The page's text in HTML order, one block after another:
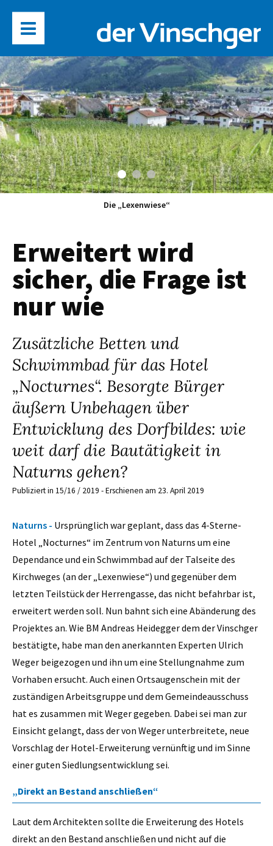
Die „Lexenwiese“
Erweitert wird
sicher, die Frage ist
nur wie
Zusätzliche Betten und
Schwimmbad für das Hotel
„Nocturnes“. Besorgte Bürger
äußern Unbehagen über
Entwicklung des Dorfbildes: wie
weit darf die Bautätigkeit in
Naturns gehen?
Publiziert in 15/16 / 2019 - Erschienen am 23. April 2019
Naturns - Ursprünglich war geplant, dass das 4-Sterne-
Hotel „Nocturnes“ im Zentrum von Naturns um eine
Dependance und ein Schwimmbad auf der Talseite des
Kirchweges (an der „Lexenwiese“) und gegenüber dem
letzten Teilstück der Herrengasse, das nicht befahrbar ist,
erweitert werden soll. Nun bahnt sich eine Abänderung des
Projektes an. Wie BM Andreas Heidegger dem der Vinschger
bestätigte, habe man den anerkannten Experten Ulrich
Weger beigezogen und ihn um eine Stellungnahme zum
Vorhaben ersucht. Auch einen Ortsaugenschein mit der
zuständigen Arbeitsgruppe und dem Gemeindeausschuss
hat es zusammen mit Weger gegeben. Dabei sei man zur
Einsicht gelangt, dass der von Weger unterbreitete, neue
Vorschlag der Hotel-Erweiterung vernünftig und im Sinne
einer guten Siedlungsentwicklung sei.
„Direkt an Bestand anschließen“
Laut dem Architekten sollte die Erweiterung des Hotels
direkt an den Bestand anschließen und nicht auf die